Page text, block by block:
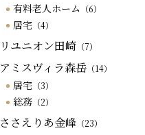
有料老人ホーム （6）
居宅（4）
リユニオン田崎（7）
アミスヴィラ森岳（14）
居宅（3）
総務（2）
ささえりあ金峰（23）